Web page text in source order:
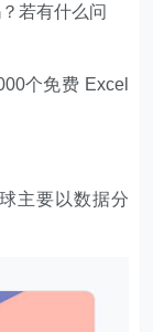
若有什么问
个免费 Excel
主要以数据分